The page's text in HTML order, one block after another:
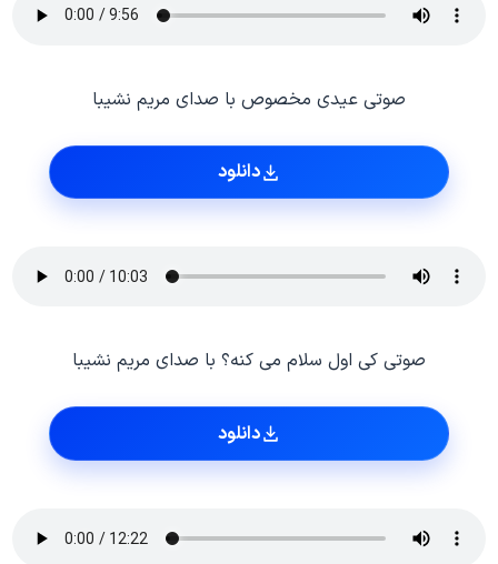
صوتی عیدی مخصوص با صدای مریم نشیبا
دانلود
صوتی کی اول سلام می کنه؟ با صدای مریم نشیبا
دانلود